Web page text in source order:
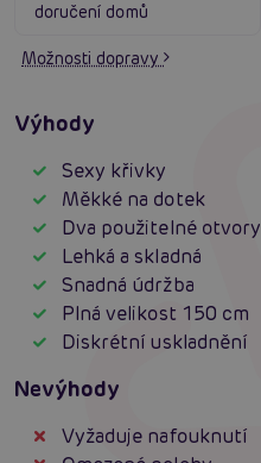
doručení domů
Možnosti dopravy
Výhody
Sexy křivky
Měkké na dotek
Dva použitelné otvory
Lehká a skladná
Snadná údržba
Plná velikost 150 cm
Diskrétní uskladnění
Nevýhody
Vyžaduje nafouknutí